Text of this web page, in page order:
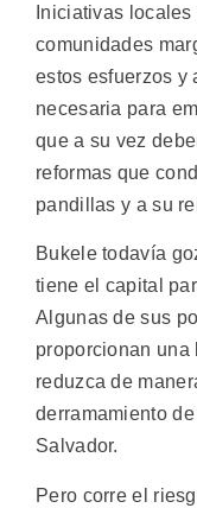
Iniciativas
comunidades
estos esfuerzos y
necesaria para
que a su vez
reformas que
pandillas y a su
Bukele todavía
tiene el capital
Algunas de sus
proporcionan una
reduzca de
derramamiento
Salvador.
Pero corre el